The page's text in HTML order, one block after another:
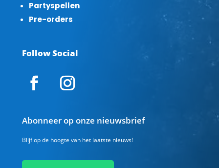
Partyspellen
Pre-orders
Follow Social
Abonneer op onze nieuwsbrief
Blijf op de hoogte van het laatste nieuws!